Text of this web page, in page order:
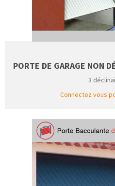
PORTE DE GARAGE NON
3
Connectez vous